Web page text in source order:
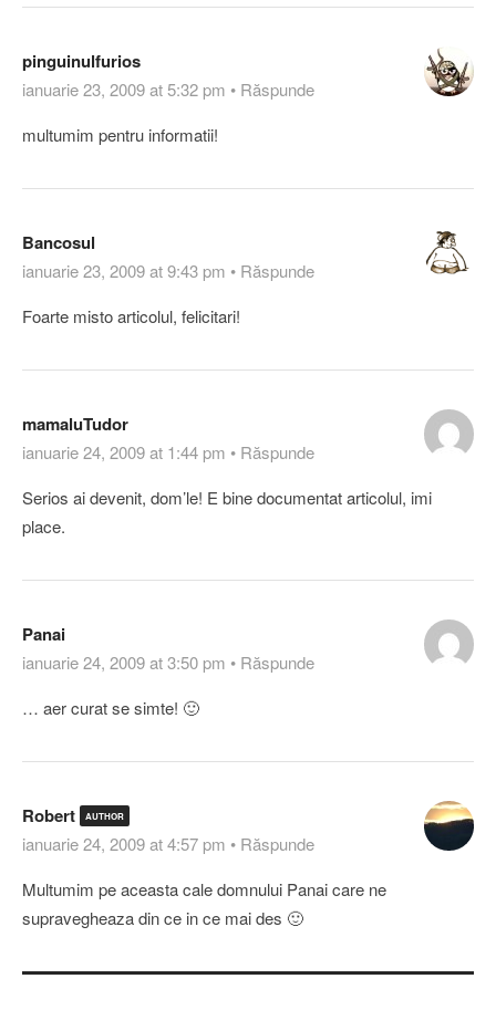
pinguinulfurios
ianuarie 23, 2009 at 5:32 pm • Răspunde
multumim pentru informatii!
Bancosul
ianuarie 23, 2009 at 9:43 pm • Răspunde
Foarte misto articolul, felicitari!
mamaluTudor
ianuarie 24, 2009 at 1:44 pm • Răspunde
Serios ai devenit, dom’le! E bine documentat articolul, imi
place.
Panai
ianuarie 24, 2009 at 3:50 pm • Răspunde
… aer curat se simte! 🙂
Robert AUTHOR
ianuarie 24, 2009 at 4:57 pm • Răspunde
Multumim pe aceasta cale domnului Panai care ne
supravegheaza din ce in ce mai des 🙂